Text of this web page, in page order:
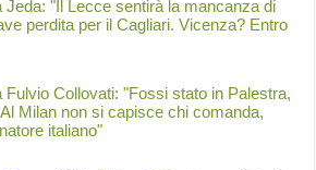
"Il Lecce sentirà la mancanza di
perdita per il Cagliari. Vicenza? Entro
Collovati: "Fossi stato in Palestra,
Milan non si capisce chi comanda,
italiano"